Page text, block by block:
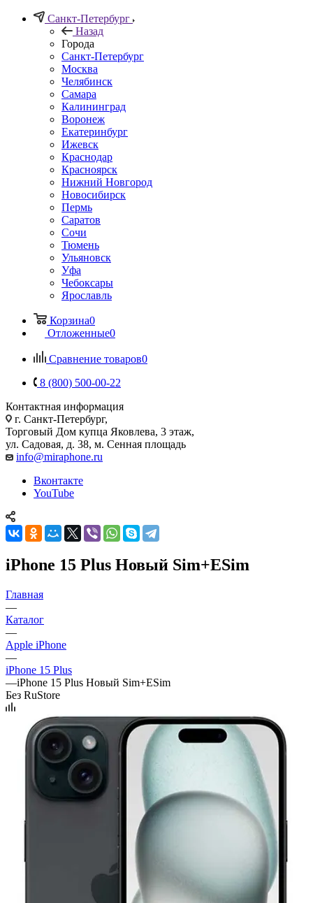
Санкт-Петербург
Назад
Города
Санкт-Петербург
Москва
Челябинск
Самара
Калининград
Воронеж
Екатеринбург
Ижевск
Краснодар
Красноярск
Нижний Новгород
Новосибирск
Пермь
Саратов
Сочи
Тюмень
Ульяновск
Уфа
Чебоксары
Ярославль
Корзина0
Отложенные0
Сравнение товаров0
8 (800) 500-00-22
Контактная информация
г. Санкт-Петербург,
Торговый Дом купца Яковлева, 3 этаж,
ул. Садовая, д. 38, м. Сенная площадь
info@miraphone.ru
Вконтакте
YouTube
iPhone 15 Plus Новый Sim+ESim
Главная
—
Каталог
—
Apple iPhone
—
iPhone 15 Plus
—iPhone 15 Plus Новый Sim+ESim
Без RuStore